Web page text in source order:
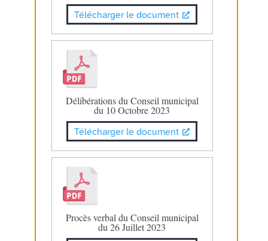
Télécharger le document
Délibérations du Conseil municipal
du 10 Octobre 2023
Télécharger le document
Procès verbal du Conseil municipal
du 26 Juillet 2023